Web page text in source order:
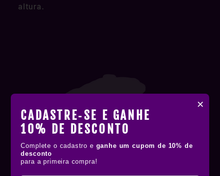
×
CADASTRE‑SE E GANHE
10% DE DESCONTO
Complete o cadastro e ganhe um cupom de 10% de
desconto
para a primeira compra!
altura.